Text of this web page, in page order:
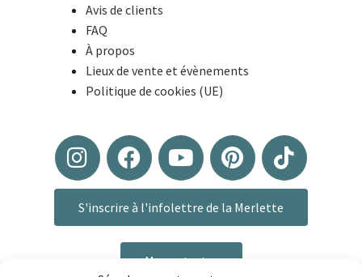
Avis de clients
FAQ
À propos
Lieux de vente et évènements
Politique de cookies (UE)
S'inscrire à l'infolettre de la Merlette
Me contacter